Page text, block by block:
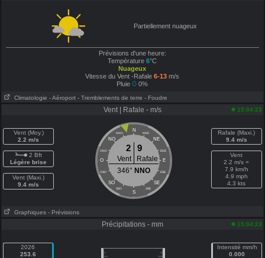
Partiellement nuageux
Prévisions d'une heure:
Température6°C
Nuageux
Vitesse du Vent -Rafale6-13 m/s
Pluie
0%
Climatologie - Aéroport - Tremblements de terre - Foudre
Vent | Rafale - m/s 15:04:23
Vent (Moy.)
2.2 m/s
2 Bft
Légère brise
Vent (Maxi.)
9.4 m/s
N
NNO NNE
NO NE
ONO ENE
O E
OSO ESE
SO SE
SSO SSE
S
2 9
Vent
Rafale
346° NNO
Rafale (Maxi.)
9.4 m/s
Vent
2.2 m/s =
7.9 km/h
4.9 mph
4.3 kts
Graphiques - Prévisions
Précipitations - mm 15:04:23
2026
253.6
Intensité mm/h
0.000